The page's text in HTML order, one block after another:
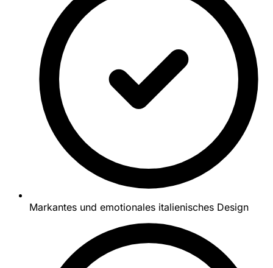
Markantes und emotionales italienisches Design